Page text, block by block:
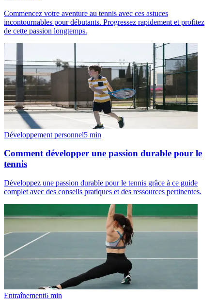
Commencez votre aventure au tennis avec ces astuces
incontournables pour débutants. Progressez rapidement et profitez
de cette passion longtemps.
Développement personnel5 min
Comment développer une passion durable pour le
tennis
Développez une passion durable pour le tennis grâce à ce guide
complet avec des conseils pratiques et des ressources pertinentes.
Entraînement6 min